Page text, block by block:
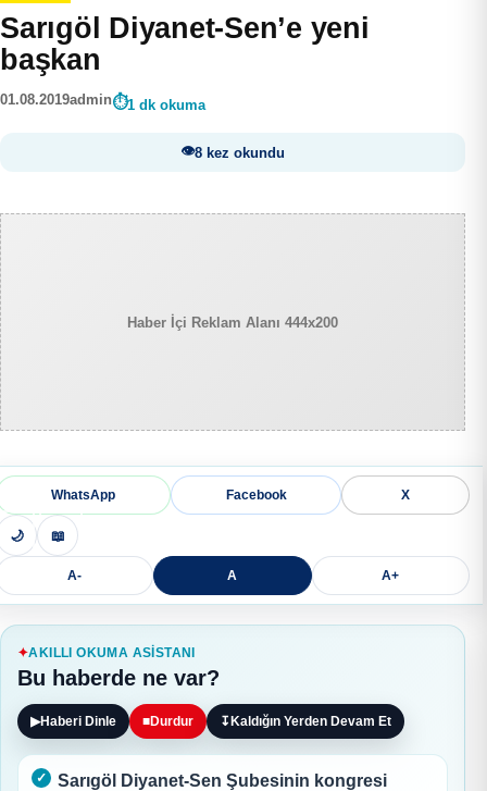
Sarıgöl Diyanet-Sen’e yeni
başkan
01.08.2019admin 1 dk okuma
8 kez okundu
Haber İçi Reklam Alanı 444x200
WhatsApp Facebook X
🌙 📖
A- A A+
AKILLI OKUMA ASISTANI
Bu haberde ne var?
▶Haberi Dinle ■Durdur ↧ Kaldığın Yerden Devam Et
Sarıgöl Diyanet-Sen Şubesinin kongresi